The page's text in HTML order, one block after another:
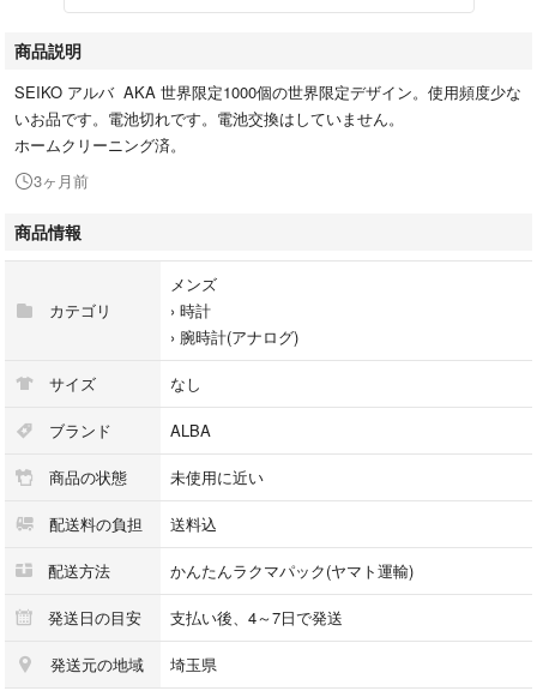
商品説明
SEIKO アルバ AKA 世界限定1000個の世界限定デザイン。使用頻度少な
いお品です。電池切れです。電池交換はしていません。
ホームクリーニング済。
3ヶ月前
商品情報
カテゴリ
メンズ
› 時計
› 腕時計(アナログ)
サイズ なし
ブランド ALBA
商品の状態 未使用に近い
配送料の負担 送料込
配送方法 かんたんラクマパック(ヤマト運輸)
発送日の目安 支払い後、4～7日で発送
発送元の地域 埼玉県